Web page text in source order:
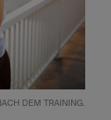
DEM TRAINING.